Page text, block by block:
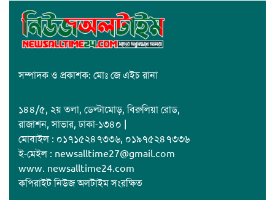
সম্পাদক ও প্রকাশক: মোঃ জে এইচ রানা
১৪৪/৫, ২য় তলা, ডেল্টামোড়, বিরুলিয়া রোড,
রাজাশন, সাভার, ঢাকা-১৩৪০ |
মোবাইল : ০১৭১৫২৪৭৩৩৬, ০১৯৭৫২৪৭৩৩৬
ই-মেইল : newsalltime27@gmail.com
www. newsalltime24.com
কপিরাইট নিউজ অলটাইম সংরক্ষিত